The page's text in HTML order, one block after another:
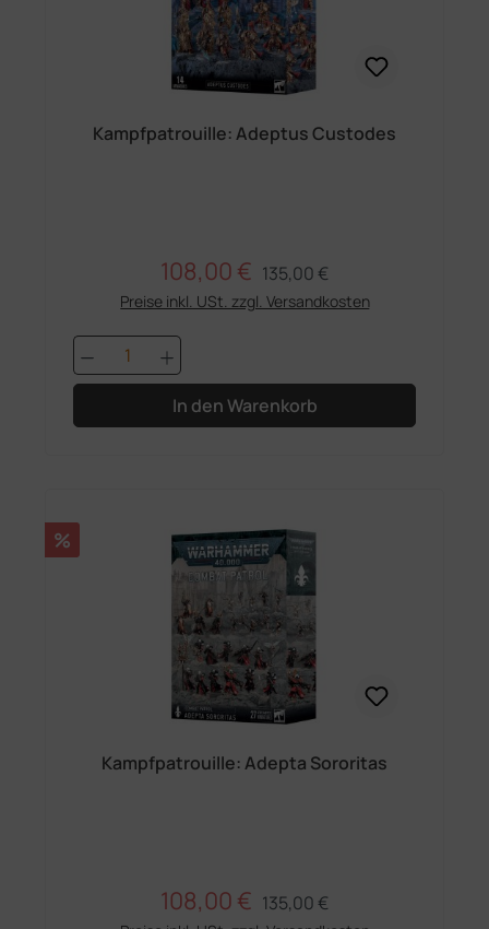
Kampfpatrouille: Adeptus Custodes
Verkaufspreis:
108,00 € Regulärer Preis:
135,00 €
Preise inkl. USt. zzgl. Versandkosten
Produkt Anzahl: Gib den
In den Warenkorb
Rabatt
%
Kampfpatrouille: Adepta Sororitas
Verkaufspreis:
108,00 € Regulärer Preis:
135,00 €